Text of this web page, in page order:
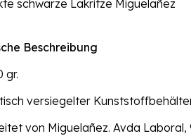
schwarze Lakritze Miguelañez
Beschreibung
gr.
versiegelter
von Miguelañez. Avda